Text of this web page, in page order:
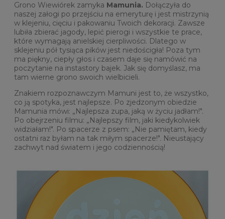
Grono Wiewiórek zamyka Mamunia. Dołączyła do
naszej załogi po przejściu na emeryturę i jest mistrzynią
w klejeniu, cięciu i pakowaniu Twoich dekoracji. Zawsze
lubiła zbierać jagody, lepić pierogi i wszystkie te prace,
które wymagają anielskiej cierpliwości. Dlatego w
sklejeniu pół tysiąca pików jest niedościgła! Poza tym
ma piękny, ciepły głos i czasem daje się namówić na
poczytanie na instastory bajek. Jak się domyślasz, ma
tam wierne grono swoich wielbicieli.
Znakiem rozpoznawczym Mamuni jest to, że wszystko,
co ją spotyka, jest najlepsze. Po zjedzonym obiedzie
Mamunia mówi: „Najlepsza zupa, jaką w życiu jadłam!".
Po obejrzeniu filmu: „Najlepszy film, jaki kiedykolwiek
widziałam!". Po spacerze z psem: „Nie pamiętam, kiedy
ostatni raz byłam na tak miłym spacerze!". Nieustający
zachwyt nad światem i jego codziennością!